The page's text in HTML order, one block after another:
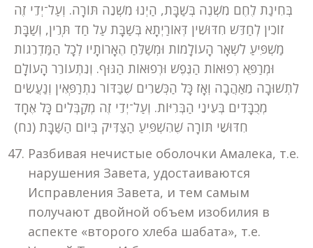
בְּחִינַת לֶחֶם מִשְׁנֶה בְּשַׁבָּת, הַיְנוּ מִשְׁנֵה תּוֹרָה. וְעַל־יְדֵי זֶה
זוֹכִין לְחַדֵּשׁ חִדּוּשִׁין דְּאוֹרַיְתָא בְּשַׁבָּת עַל חַד תְּרֵין, וְשַׁבָּת
מַשְׁפִּיעַ לִשְׁאָר הָעוֹלָמוֹת וּמְשַׁלֵּחַ הֶאָרוֹתָיו לְכָל הַמַּדְרֵגוֹת
וּמְרַפֵּא רְפוּאוֹת הַנֶּפֶשׁ וּרְפוּאוֹת הַגּוּף. וְנִתְעוֹרֵר הָעוֹלָם
לִתְשׁוּבָה מֵאַהֲבָה וְאָז כָּל הַכְּשֵׁרִים שֶׁבַּדּוֹר נִתְרַפְּאִין וְנַעֲשִׂים
מְכֻבָּדִים בְּעֵינֵי הַבְּרִיּוֹת. וְעַל־יְדֵי זֶה מְקַבְּלִים כָּל אֶחָד
חִדּוּשֵׁי תּוֹרָה שֶׁהִשְׁפִּיעַ הַצַּדִּיק בְּיוֹם הַשַּׁבָּת (נח)
Разбивая нечистые оболочки Амалека, т.е.
нарушения Завета, удостаиваются
Исправления Завета, и тем самым
получают двойной объем изобилия в
аспекте «второго хлеба шабата», т.е.